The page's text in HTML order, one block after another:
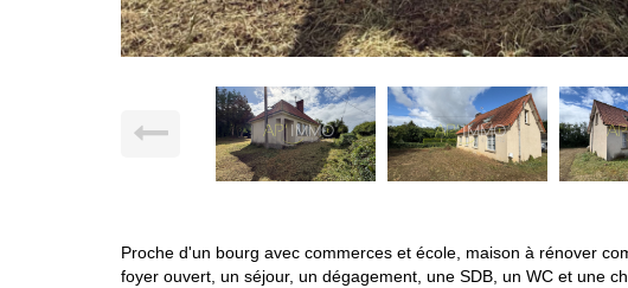
Proche d'un bourg avec commerces et école, maison à rénover
foyer ouvert, un séjour, un dégagement, une SDB, un WC et une